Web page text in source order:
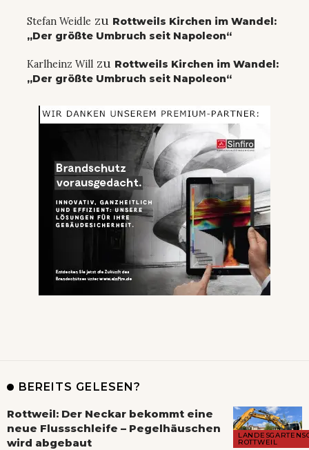
Stefan Weidle zu Rottweils Kirchen im Wandel:
„Der größte Umbruch seit Napoleon“
Karlheinz Will zu Rottweils Kirchen im Wandel:
„Der größte Umbruch seit Napoleon“
BEREITS GELESEN?
ROTTWEIL
Rottweil: Der Neckar bekommt eine
neue Flussschleife – Pegelhäuschen
wird abgebaut